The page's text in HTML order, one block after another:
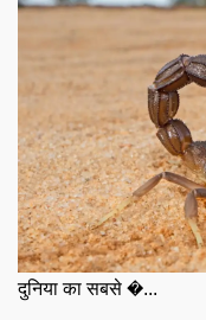
दुनिया का सबसे �...